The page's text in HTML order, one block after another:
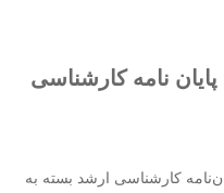
نامه کارشناسی
کارشناسی ارشد بسته به